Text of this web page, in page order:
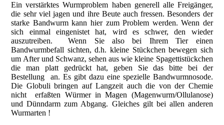
Ein verstärktes Wurmproblem haben generell alle Freigänger,
die sehr viel jagen und ihre Beute auch fressen. Besonders der
starke Bandwurm kann hier zum Problem werden. Wenn der
sich einmal eingenistet hat, wird es schwer, den wieder
auszutreiben. Wenn Sie also bei Ihrem Tier einen
Bandwurmbefall sichten, d.h. kleine Stückchen bewegen sich
um After und Schwanz, sehen aus wie kleine Spagettistückchen
die man platt gedrückt hat, geben Sie das bitte bei der
Bestellung an. Es gibt dazu eine spezielle Bandwurmnosode.
Die Globuli bringen auf Langzeit auch die von der Chemie
nicht erfaßten Würmer in Magen (Magenwurm/Ollulanose)
und Dünndarm zum Abgang. Gleiches gilt bei allen anderen
Wurmarten !